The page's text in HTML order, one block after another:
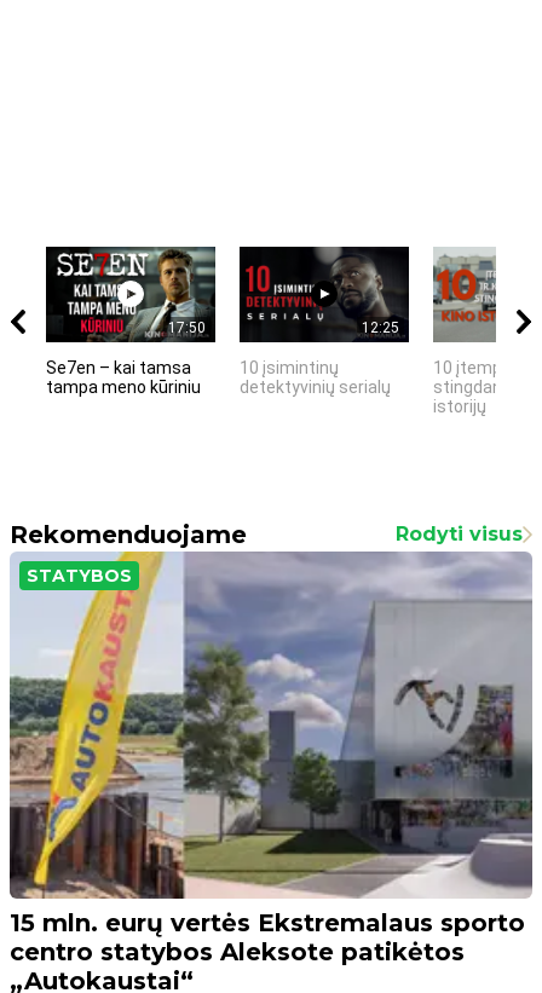
17:50
Se7en – kai tamsa
tampa meno kūriniu
12:25
10 įsimintinų
detektyvinių serialų
10 įtemptų,
stingdančių
istorijų
Rekomenduojame Rodyti visus
STATYBOS
15 mln. eurų vertės Ekstremalaus sporto
centro statybos Aleksote patikėtos
„Autokaustai“